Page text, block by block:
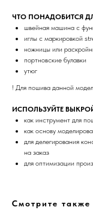
ЧТО ПОНАДОБИТСЯ
швейная машина с
иглы с маркировкой
ножницы или
портновские булавки
утюг
! Для пошива данной
ИСПОЛЬЗУЙТЕ
как инструмент для
как основу
для делегирования
на заказ
для оптимизации
Смотрите также